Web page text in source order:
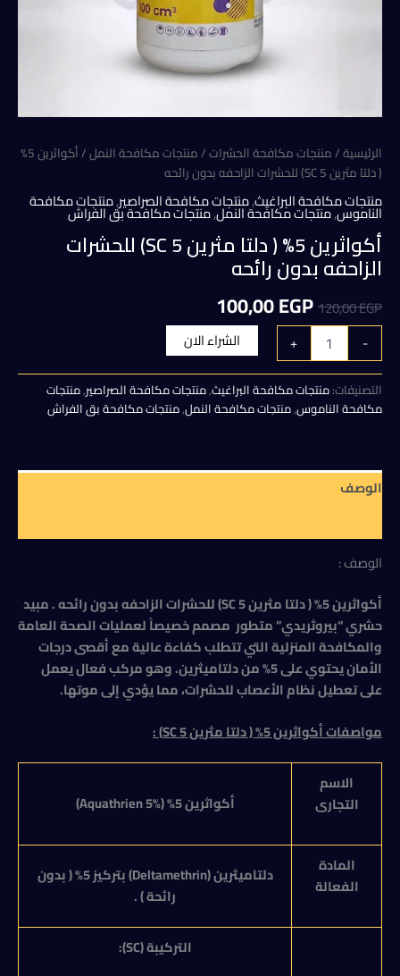
الرئيسية/منتجات مكافحة الحشرات/منتجات مكافحة النمل
/ أكواثرين 5%
( دلتا مثرين 5 SC) للحشرات الزاحفه بدون رائحه
منتجات مكافحة البراغيث,منتجات مكافحة الصراصير,منتجات مكافحة
الناموس,منتجات مكافحة النمل,منتجات مكافحة بق الفراش
أكواثرين 5% ( دلتا مثرين 5 SC) للحشرات
الزاحفه بدون رائحه
120,00EGP
السعر
الأصلي
هو:
120,00 EGP.
100,00EGP
الحالي
هو:
100,00 EGP.
-
كمية
أكواثرين
5%
(
دلتا
للحشرات
الزاحفه
+ الشراء الان
التصنيفات:منتجات مكافحة البراغيث,منتجات مكافحة الصراصير,منتجات
مكافحة الناموس,منتجات مكافحة النمل,منتجات مكافحة بق الفراش
الوصف
الوصف :
أكواثرين 5% ( دلتا مثرين 5 SC) للحشرات الزاحفه بدون رائحه . مبيد
حشري “بيروثريدي” متطور مصمم خصيصاً لعمليات الصحة العامة
والمكافحة المنزلية التي تتطلب كفاءة عالية مع أقصى درجات
الأمان يحتوي على 5% من دلتاميثرين. وهو مركب فعال يعمل
على تعطيل نظام الأعصاب للحشرات، مما يؤدي إلى موتها.
مواصفات أكواثرين 5% ( دلتا مثرين 5 SC)
:
الاسم
التجارى
أكواثرين 5% ( Aquathrien 5%
)
المادة
الفعالة
دلتاميثرين (Deltamethrin
) بتركيز 5% ( بدون
رائحة ) .
التركيبة(SC):